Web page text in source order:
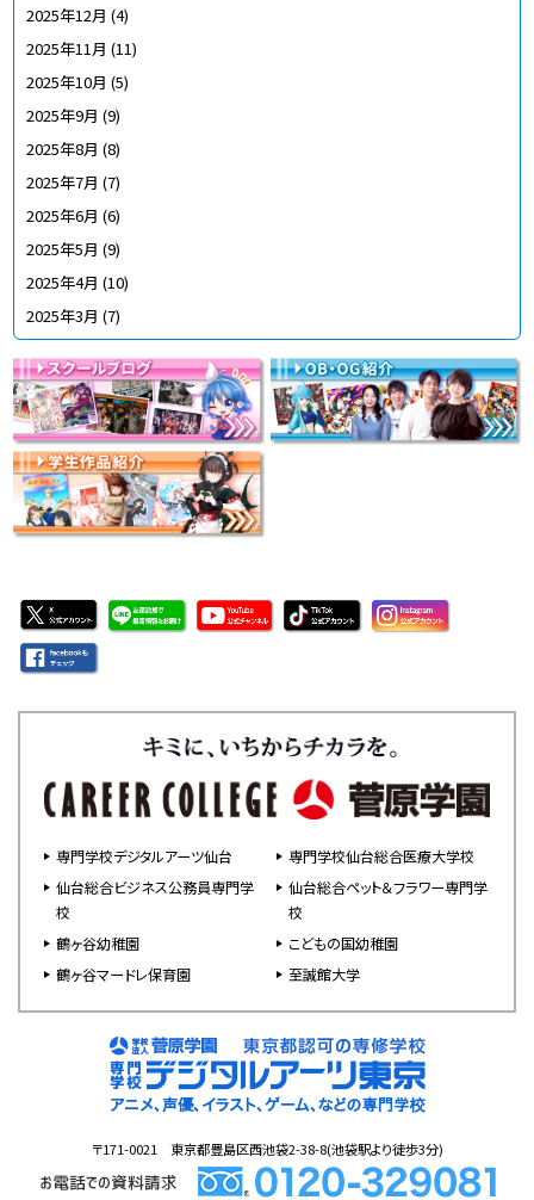
2025年12月 (4)
2025年11月 (11)
2025年10月 (5)
2025年9月 (9)
2025年8月 (8)
2025年7月 (7)
2025年6月 (6)
2025年5月 (9)
2025年4月 (10)
2025年3月 (7)
専門学校デジタルアーツ仙台
専門学校仙台総合医療大学校
仙台総合ビジネス公務員専門学
校
仙台総合ペット＆フラワー専門学
校
鶴ヶ谷幼稚園
こどもの国幼稚園
鶴ヶ谷マードレ保育園
至誠館大学
〒171-0021 東京都豊島区西池袋2-38-8(池袋駅より徒歩3分)